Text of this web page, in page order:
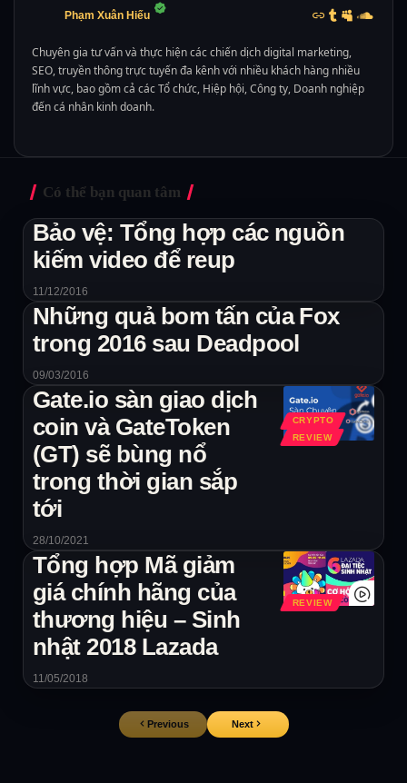
Phạm Xuân Hiếu
Chuyên gia tư vấn và thực hiện các chiến dịch digital marketing,
SEO, truyền thông trực tuyến đa kênh với nhiều khách hàng nhiều
lĩnh vực, bao gồm cả các Tổ chức, Hiệp hội, Công ty, Doanh nghiệp
đến cá nhân kinh doanh.
Có thể bạn quan tâm
Bảo vệ: Tổng hợp các nguồn
kiếm video để reup
11/12/2016
Những quả bom tấn của Fox
trong 2016 sau Deadpool
09/03/2016
CRYPTO
REVIEW
Gate.io sàn giao dịch
coin và GateToken
(GT) sẽ bùng nổ
trong thời gian sắp
tới
28/10/2021
REVIEW
Tổng hợp Mã giảm
giá chính hãng của
thương hiệu – Sinh
nhật 2018 Lazada
11/05/2018
Previous Next